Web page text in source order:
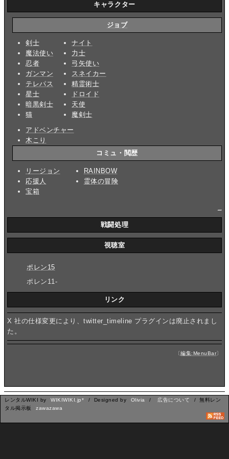
キャラクター
ジョブ
剣士
魔法使い
忍者
ガンマン
テレパス
星士
暗黒剣士
猫
ナイト
力士
弓矢使い
スネイカー
精霊術士
ドロイド
天使
魔剣士
アドベンチャー
木こり
コミュ・閲歴
リージョン
応援人
宝箱
RAINBOW
霊体の冒険
戦闘処理
視聴室
ポレン15
ポレン11-
リンク
X 社の仕様変更により、twitter_timeline プラグインは廃止されまし
た。
〔編集:MenuBar〕
レンタルWIKI by WIKIWIKI.jp* / Designed by Olivia / 広告について
/ 無料レン
タル掲示板
zawazawa